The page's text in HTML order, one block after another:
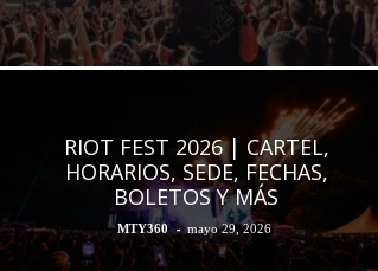
RIOT FEST 2026 | CARTEL,
HORARIOS, SEDE, FECHAS,
BOLETOS Y MÁS
MTY360 - mayo 29, 2026